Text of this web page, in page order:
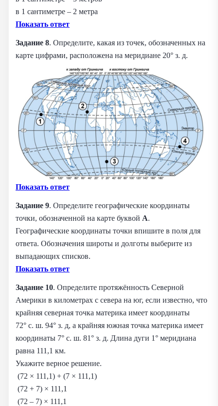
в 1 сантиметре – 2 метра
Показать ответ
Задание 8. Определите, какая из точек, обозначенных на
карте цифрами, расположена на меридиане 20° з. д.
Показать ответ
Задание 9. Определите географические координаты
точки, обозначенной на карте буквой А.
Географические координаты точки впишите в поля для
ответа. Обозначения широты и долготы выберите из
выпадающих списков.
Показать ответ
Задание 10. Определите протяжённость Северной
Америки в километрах с севера на юг, если известно, что
крайняя северная точка материка имеет координаты
72° с. ш. 94° з. д, а крайняя южная точка материка имеет
координаты 7° с. ш. 81° з. д. Длина дуги 1° меридиана
равна 111,1 км.
Укажите верное решение.
(72 × 111,1) + (7 × 111,1)
(72 + 7) × 111,1
(72 – 7) × 111,1